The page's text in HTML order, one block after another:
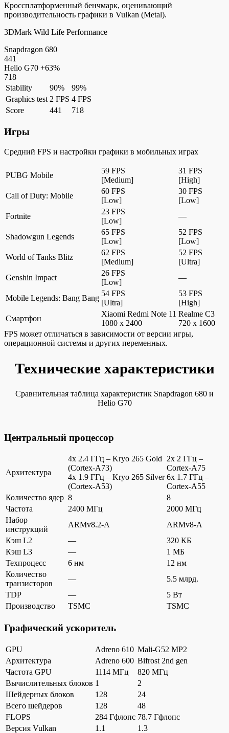
Кроссплатформенный бенчмарк, оценивающий
производительность графики в Vulkan (Metal).
3DMark Wild Life Performance
Snapdragon 680
441
Helio G70 +63%
718
Stability
90%
99%
Graphics test 2 FPS 4 FPS
Score
441 718
Игры
Средний FPS и настройки графики в мобильных играх
PUBG Mobile
59 FPS
[Medium]
31 FPS
[High]
Call of Duty: Mobile
60 FPS
[Low]
30 FPS
[Low]
Fortnite
23 FPS
[Low]
—
Shadowgun Legends
65 FPS
[Low]
52 FPS
[Low]
World of Tanks Blitz
62 FPS
[Medium]
52 FPS
[Ultra]
Genshin Impact
26 FPS
[Low]
—
Mobile Legends: Bang Bang
54 FPS
[Ultra]
53 FPS
[High]
Смартфон
Xiaomi Redmi Note 11
1080 x 2400
Realme C3
720 x 1600
FPS может отличаться в зависимости от версии игры,
операционной системы и других переменных.
Технические характеристики
Сравнительная таблица характеристик Snapdragon 680 и
Helio G70
Центральный процессор
Архитектура
4x 2.4 ГГц – Kryo 265 Gold
(Cortex-A73)
4x 1.9 ГГц – Kryo 265 Silver
(Cortex-A53)
2x 2 ГГц –
Cortex-A75
6x 1.7 ГГц –
Cortex-A55
Количество ядер 8
8
Частота
2400 МГц
2000 МГц
Набор
инструкций
ARMv8.2-A
ARMv8-A
Кэш L2
—
320 КБ
Кэш L3
—
1 МБ
Техпроцесс
6 нм
12 нм
Количество
транзисторов
—
5.5 млрд.
TDP
—
5 Вт
Производство
TSMC TSMC
Графический ускоритель
GPU Adreno 610 Mali-G52 MP2
Архитектура
Adreno 600 Bifrost 2nd gen
Частота GPU
1114 МГц
820 МГц
Вычислительных блоков 1
2
Шейдерных блоков
128
24
Всего шейдеров
128
48
FLOPS
284 Гфлопс 78.7 Гфлопс
Версия Vulkan
1.1
1.3